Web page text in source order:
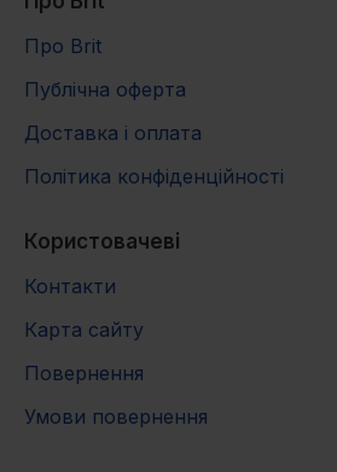
3 кг 65 г
4 кг 70 г
6 кг
8 кг
10 кг
Про Brit
Публічна оферта
Доставка і оплата
Політика конфіденційності
Користовачеві
Контакти
Карта сайту
Повернення
Умови повернення